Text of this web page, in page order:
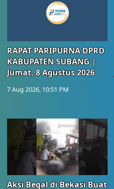
RAPAT PARIPURNA DPRD
KABUPATEN SUBANG |
Jumat, 8 Agustus 2026
7 Aug 2026, 10:51 PM
Aksi Begal di Bekasi Buat